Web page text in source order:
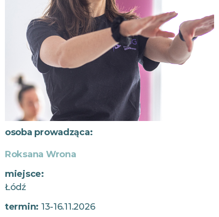
osoba prowadząca:
Roksana Wrona
miejsce:
Łódź
termin: 13-16.11.2026